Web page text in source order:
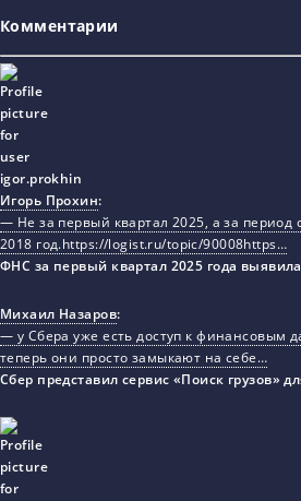
Комментарии
Игорь Прохин:
— Не за первый квартал 2025, а за период
2018 год.https://logist.ru/topic/90008https…
ФНС за первый квартал 2025 года
Михаил Назаров:
— у Сбера уже есть доступ к финансовым
теперь они просто замыкают на себе…
Сбер представил сервис «Поиск грузов»